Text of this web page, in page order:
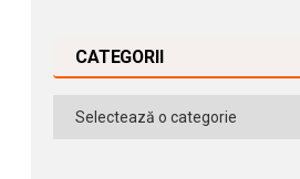
CATEGORII
Categorii